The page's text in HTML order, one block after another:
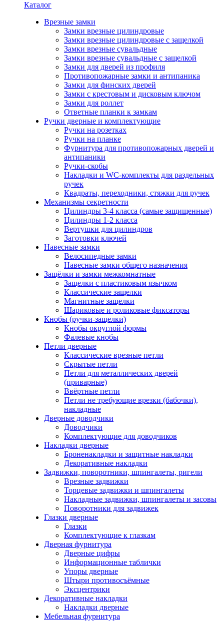
Каталог
Врезные замки
Замки врезные цилиндровые
Замки врезные цилиндровые с защелкой
Замки врезные сувальдные
Замки врезные сувальдные с защелкой
Замки для дверей из профиля
Противопожарные замки и антипаника
Замки для финских дверей
Замки с крестовым и дисковым ключом
Замки для роллет
Ответные планки к замкам
Ручки дверные и комплектующие
Ручки на розетках
Ручки на планке
Фурнитура для противопожарных дверей и
антипаники
Ручки-скобы
Накладки и WC-комплекты для раздельных
ручек
Квадраты, переходники, стяжки для ручек
Механизмы секретности
Цилиндры 3-4 класса (самые защищенные)
Цилиндры 1-2 класса
Вертушки для цилиндров
Заготовки ключей
Навесные замки
Велосипедные замки
Навесные замки общего назначения
Защёлки и замки межкомнатные
Защелки с пластиковым язычком
Классические защелки
Магнитные защелки
Шариковые и роликовые фиксаторы
Кнобы (ручки-защелки)
Кнобы округлой формы
Фалевые кнобы
Петли дверные
Классические врезные петли
Скрытые петли
Петли для металлических дверей
(приварные)
Ввёртные петли
Петли не требующие врезки (бабочки),
накладные
Дверные доводчики
Доводчики
Комплектующие для доводчиков
Накладки дверные
Броненакладки и защитные накладки
Декоративные накладки
Задвижки, поворотники, шпингалеты, ригели
Врезные задвижки
Торцевые задвижки и шпингалеты
Накладные задвижки, шпингалеты и засовы
Поворотники для задвижек
Глазки дверные
Глазки
Комплектующие к глазкам
Дверная фурнитура
Дверные цифры
Информационные таблички
Упоры дверные
Штыри противосъёмные
Эксцентрики
Декоративные накладки
Накладки дверные
Мебельная фурнитура